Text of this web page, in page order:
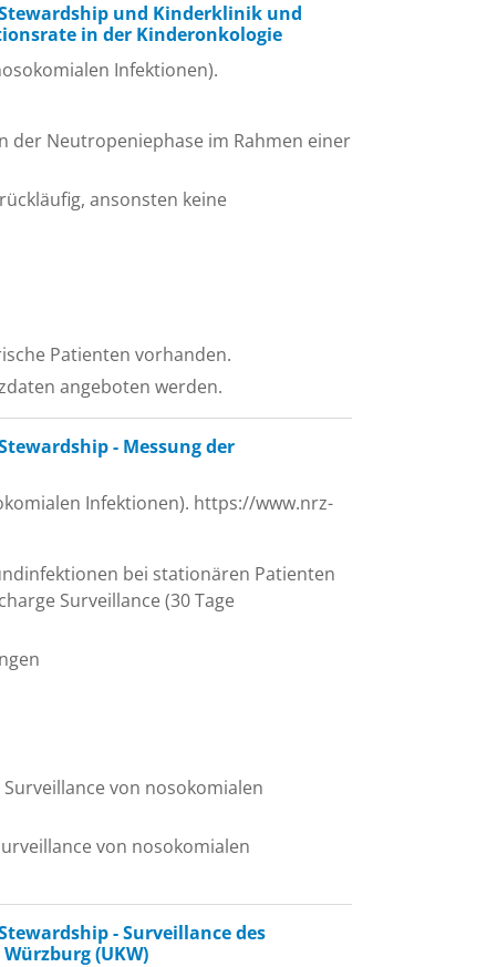
und Kinderklinik und
in der Kinderonkologie
Infektionen).
der Neutropeniephase im Rahmen einer
ansonsten keine
Patienten vorhanden.
angeboten werden.
- Messung der
Infektionen). https://www.nrz-
bei stationären Patienten
Surveillance (30 Tage
von nosokomialen
von nosokomialen
- Surveillance des
(UKW)